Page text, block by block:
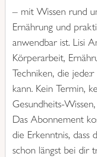
– mit Wissen rund
Ernährung und
anwendbar ist. Lisi
Körperarbeit,
Techniken, die
kann. Kein Termin,
Gesundheits-
Das Abonnement
die Erkenntnis, dass
schon längst bei dir